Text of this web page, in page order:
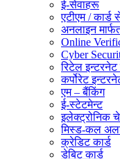
ई-सेवाहरू
एटीएम / कार्ड
अनलाइन
Online
Cyber
रिटेल
कर्पोरेट
एम – बैंकिंग
ई-स्टेटमेन्ट
इलेक्ट्रोनिक
मिस्ड-कल
क्रेडिट कार्ड
डेबिट कार्ड